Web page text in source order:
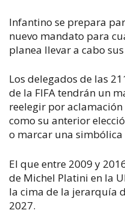
Infantino se prepara
nuevo mandato para
planea llevar a cabo
Los delegados de las
de la FIFA tendrán un
reelegir por
como su anterior
o marcar una
El que entre 2009 y
de Michel Platini en la
la cima de la jerarquía
2027.